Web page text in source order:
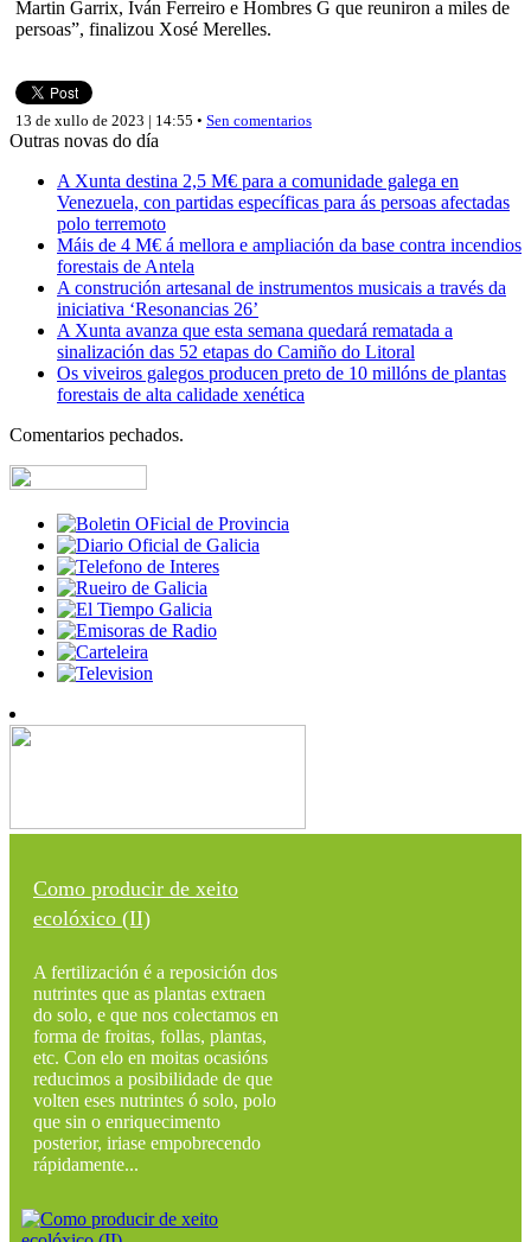
Martin Garrix, Iván Ferreiro e Hombres G que reuniron a miles de
persoas”, finalizou Xosé Merelles.
13 de xullo de 2023 | 14:55 • Sen comentarios
Outras novas do día
A Xunta destina 2,5 M€ para a comunidade galega en
Venezuela, con partidas específicas para ás persoas afectadas
polo terremoto
Máis de 4 M€ á mellora e ampliación da base contra incendios
forestais de Antela
A construción artesanal de instrumentos musicais a través da
iniciativa ‘Resonancias 26’
A Xunta avanza que esta semana quedará rematada a
sinalización das 52 etapas do Camiño do Litoral
Os viveiros galegos producen preto de 10 millóns de plantas
forestais de alta calidade xenética
Comentarios pechados.
Como producir de xeito
ecolóxico (II)
A fertilización é a reposición dos
nutrintes que as plantas extraen
do solo, e que nos colectamos en
forma de froitas, follas, plantas,
etc. Con elo en moitas ocasións
reducimos a posibilidade de que
volten eses nutrintes ó solo, polo
que sin o enriquecimento
posterior, iriase empobrecendo
rápidamente...